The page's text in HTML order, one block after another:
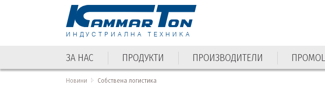
ИНДУСТРИАЛНА ТЕХНИКА
ЗА НАС ПРОДУКТИ ПРОИЗВОДИТЕЛИ
ЗА НАС ПРОДУКТИ
Новини Собствена логистика